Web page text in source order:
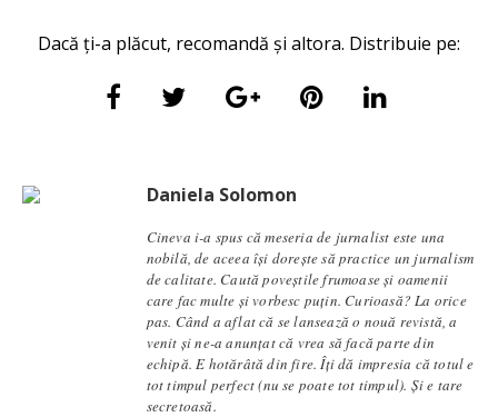
Dacă ți-a plăcut, recomandă și altora. Distribuie pe:
Daniela Solomon
Cineva i-a spus că meseria de jurnalist este una
nobilă, de aceea își dorește să practice un jurnalism
de calitate. Caută poveștile frumoase și oamenii
care fac multe și vorbesc puțin. Curioasă? La orice
pas. Când a aflat că se lansează o nouă revistă, a
venit și ne-a anunțat că vrea să facă parte din
echipă. E hotărâtă din fire. Îți dă impresia că totul e
tot timpul perfect (nu se poate tot timpul). Și e tare
secretoasă.